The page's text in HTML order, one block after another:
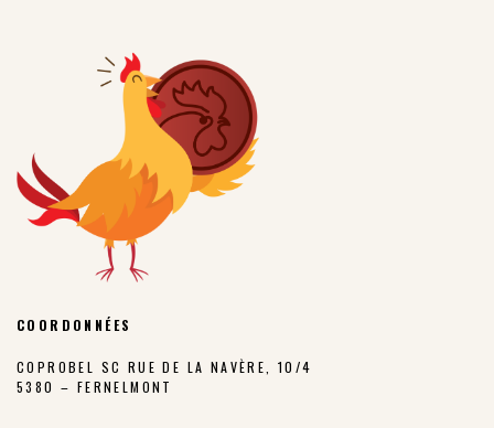
COORDONNÉES
COPROBEL SC RUE DE LA NAVÈRE, 10/4
5380 – FERNELMONT